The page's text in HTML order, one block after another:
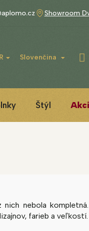
Showroom
Slovenčina
Štýl
nebola
farieb a veľkostí.